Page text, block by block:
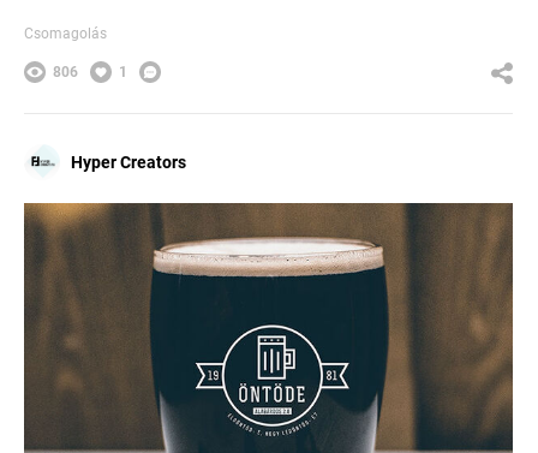
Csomagolás
806 1
Hyper Creators